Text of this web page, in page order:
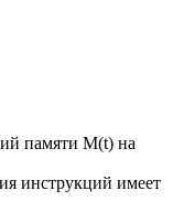
памяти M(t) на
инструкций имеет